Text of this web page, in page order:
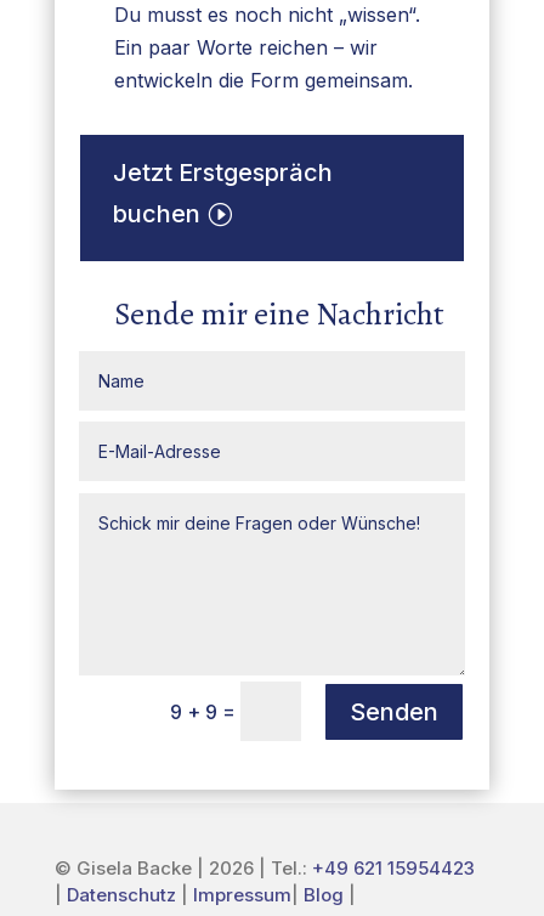
Du musst es noch nicht „wissen“.
Ein paar Worte reichen – wir
entwickeln die Form gemeinsam.
Jetzt Erstgespräch
buchen
Sende mir eine Nachricht
9 + 9 = Senden
© Gisela Backe | 2026 | Tel.: +49 621 15954423
Datenschutz Impressum Blog